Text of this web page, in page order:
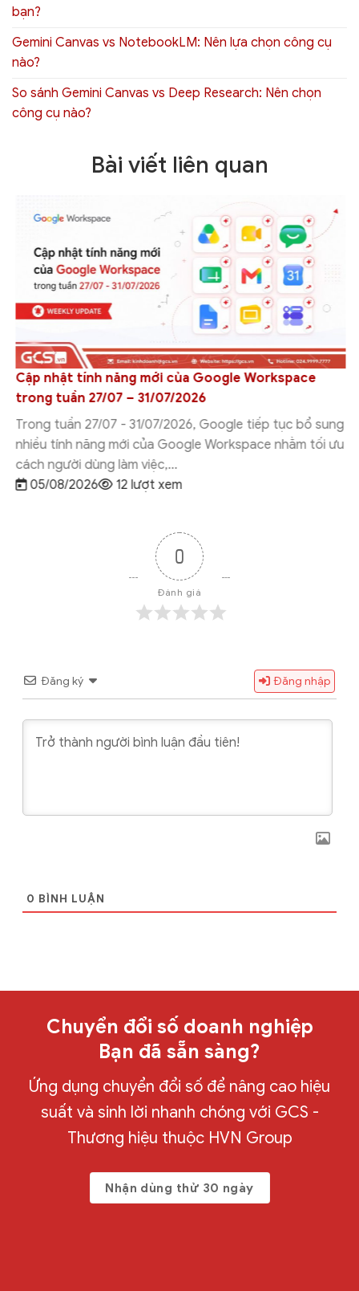
bạn?
Gemini Canvas vs NotebookLM: Nên lựa chọn công cụ
nào?
So sánh Gemini Canvas vs Deep Research: Nên chọn
công cụ nào?
Bài viết liên quan
Cập nhật tính năng mới của Google Workspace
trong tuần 27/07 – 31/07/2026
Trong tuần 27/07 - 31/07/2026, Google tiếp tục bổ sung
nhiều tính năng mới của Google Workspace nhằm tối ưu
cách người dùng làm việc,...
05/08/2026
12 lượt xem
0
Đánh giá
Đăng ký Đăng nhập
0 BÌNH LUẬN
Chuyển đổi số doanh nghiệp
Bạn đã sẵn sàng?
Ứng dụng chuyển đổi số để nâng cao hiệu
suất và sinh lời nhanh chóng với GCS -
Thương hiệu thuộc HVN Group
Nhận dùng thử 30 ngày